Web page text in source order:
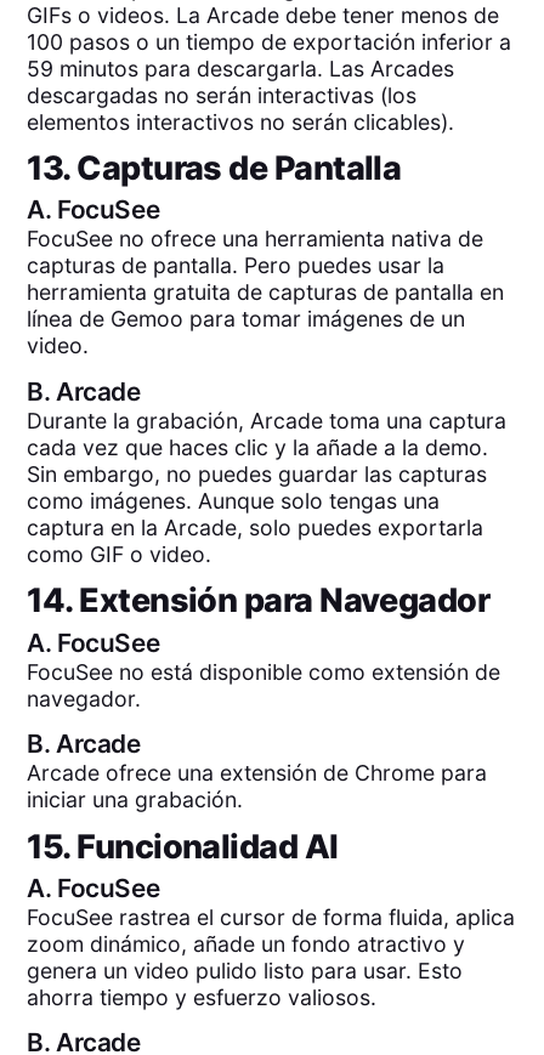
GIFs o videos. La Arcade debe tener menos de
100 pasos o un tiempo de exportación inferior a
59 minutos para descargarla. Las Arcades
descargadas no serán interactivas (los
elementos interactivos no serán clicables).
13. Capturas de Pantalla
A. FocuSee
FocuSee no ofrece una herramienta nativa de
capturas de pantalla. Pero puedes usar la
herramienta gratuita de capturas de pantalla en
línea de Gemoo para tomar imágenes de un
video.
B. Arcade
Durante la grabación, Arcade toma una captura
cada vez que haces clic y la añade a la demo.
Sin embargo, no puedes guardar las capturas
como imágenes. Aunque solo tengas una
captura en la Arcade, solo puedes exportarla
como GIF o video.
14. Extensión para Navegador
A. FocuSee
FocuSee no está disponible como extensión de
navegador.
B.Arcade
Arcade ofrece una extensión de Chrome para
iniciar una grabación.
15. Funcionalidad AI
A. FocuSee
FocuSee rastrea el cursor de forma fluida, aplica
zoom dinámico, añade un fondo atractivo y
genera un video pulido listo para usar. Esto
ahorra tiempo y esfuerzo valiosos.
B.Arcade